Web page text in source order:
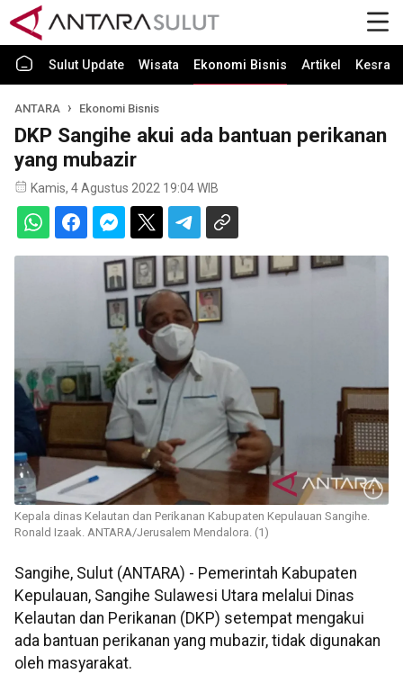
Sulut Update Wisata Ekonomi Bisnis Artikel Kesra
ANTARA Ekonomi Bisnis
DKP Sangihe akui ada bantuan perikanan
yang mubazir
Kamis, 4 Agustus 2022 19:04 WIB
Kepala dinas Kelautan dan Perikanan Kabupaten Kepulauan Sangihe.
Ronald Izaak. ANTARA/Jerusalem Mendalora. (1)
Sangihe, Sulut (ANTARA) - Pemerintah Kabupaten
Kepulauan, Sangihe Sulawesi Utara melalui Dinas
Kelautan dan Perikanan (DKP) setempat mengakui
ada bantuan perikanan yang mubazir, tidak digunakan
oleh masyarakat.